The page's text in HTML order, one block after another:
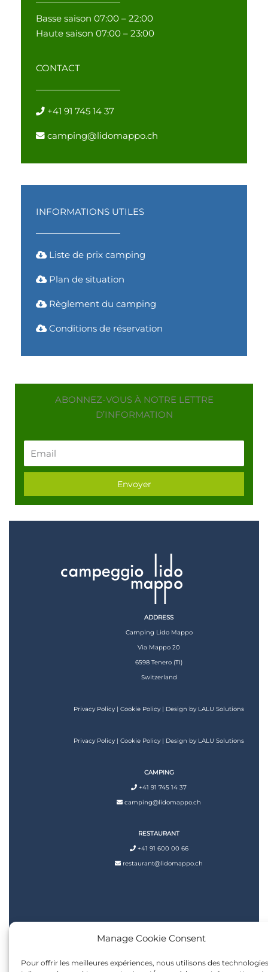
Manage Cookie Consent
Pour offrir les meilleures expériences, nous utilisons des technologies
Basse saison 07:00 – 22:00
Haute saison 07:00 – 23:00
CONTACT
+41 91 745 14 37
camping@lidomappo.ch
INFORMATIONS UTILES
Liste de prix camping
Plan de situation
Règlement du camping
Conditions de réservation
ABONNEZ-VOUS À NOTRE LETTRE
D’INFORMATION
Envoyer
ADDRESS
Camping Lido Mappo
Via Mappo 20
6598 Tenero (TI)
Switzerland
Privacy Policy |Cookie Policy | Design by LALU Solutions
Privacy Policy |Cookie Policy | Design by LALU Solutions
CAMPING
+41 91 745 14 37
camping@lidomappo.ch
RESTAURANT
+41 91 600 00 66
restaurant@lidomappo.ch